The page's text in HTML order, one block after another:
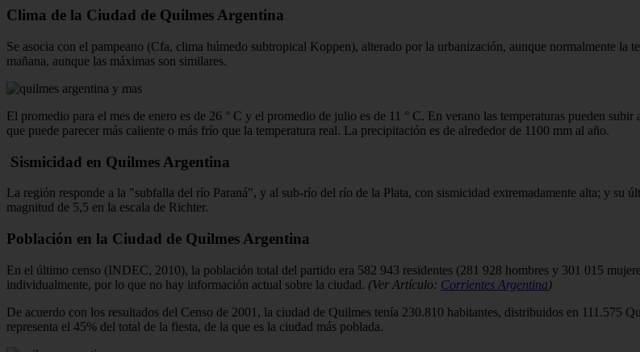
Clima de la Ciudad de Quilmes Argentina
Se asocia con el pampeano (Cfa, clima húmedo subtropical Koppen), alterado por la urbanización, aunque normalmente la
mañana, aunque las máximas son similares.
El promedio para el mes de enero es de 26 ° C y el promedio de julio es de 11 ° C. En verano las temperaturas pueden
que puede parecer más caliente o más frío que la temperatura real. La precipitación es de alrededor de 1100 mm al año.
Sismicidad en Quilmes Argentina
La región responde a la "subfalla del río Paraná", y al sub-río del río de la Plata, con sismicidad extremadamente alta; y
magnitud de 5,5 en la escala de Richter.
Población en la Ciudad de Quilmes Argentina
En el último censo (INDEC, 2010), la población total del partido era 582 943 residentes (281 928 hombres y 301 015
individualmente, por lo que no hay información actual sobre la ciudad. (Ver Artículo: Corrientes Argentina)
De acuerdo con los resultados del Censo de 2001, la ciudad de Quilmes tenía 230.810 habitantes, distribuidos en 111.575
representa el 45% del total de la fiesta, de la que es la ciudad más poblada.